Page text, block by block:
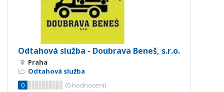
Odtahová služba - Doubrava Beneš, s.r.o.
Praha
Odtahová služba
0
(0 hodnocení)